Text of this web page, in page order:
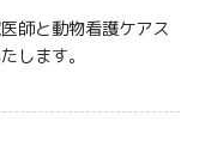
師と動物看護ケアス
します。